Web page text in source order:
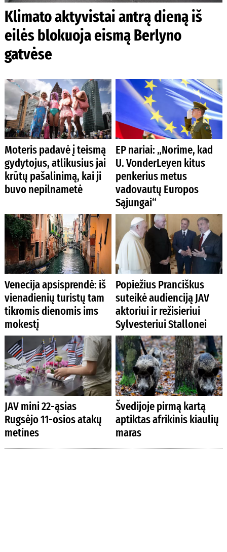
Klimato aktyvistai antrą dieną iš
eilės blokuoja eismą Berlyno
gatvėse
Moteris padavė į teismą
gydytojus, atlikusius jai
krūtų pašalinimą, kai ji
buvo nepilnametė
EP nariai: „Norime, kad
U. VonderLeyen kitus
penkerius metus
vadovautų Europos
Sąjungai“
Venecija apsisprendė: iš
vienadienių turistų tam
tikromis dienomis ims
mokestį
Popiežius Pranciškus
suteikė audienciją JAV
aktoriui ir režisieriui
Sylvesteriui Stallonei
JAV mini 22-ąsias
Rugsėjo 11-osios atakų
metines
Švedijoje pirmą kartą
aptiktas afrikinis kiaulių
maras